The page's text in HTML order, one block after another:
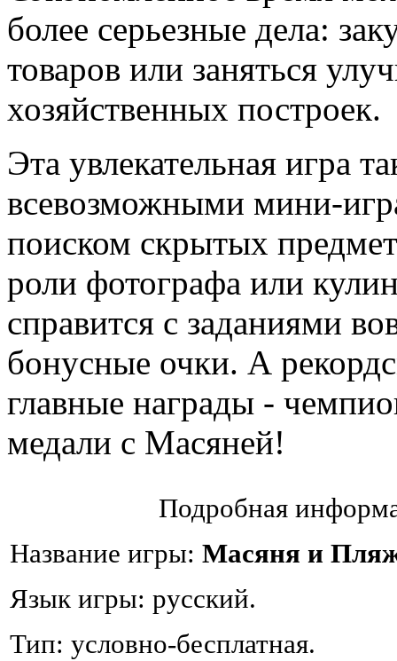
более серьезные дела:
товаров или заняться
хозяйственных построек.
Эта увлекательная игра
всевозможными мини-
поиском скрытых
роли фотографа или
справится с заданиями
бонусные очки. А
главные награды -
медали с Масяней!
Подробная
Название игры: Масяня и
Язык игры: русский.
Тип: условно-бесплатная.